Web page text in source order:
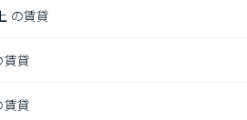
の賃貸
貸
貸